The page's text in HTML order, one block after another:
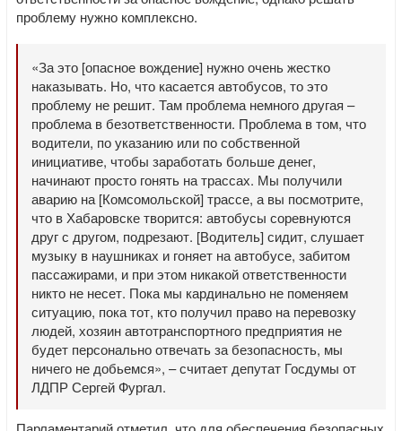
проблему нужно комплексно.
«За это [опасное вождение] нужно очень жестко
наказывать. Но, что касается автобусов, то это
проблему не решит. Там проблема немного другая –
проблема в безответственности. Проблема в том, что
водители, по указанию или по собственной
инициативе, чтобы заработать больше денег,
начинают просто гонять на трассах. Мы получили
аварию на [Комсомольской] трассе, а вы посмотрите,
что в Хабаровске творится: автобусы соревнуются
друг с другом, подрезают. [Водитель] сидит, слушает
музыку в наушниках и гоняет на автобусе, забитом
пассажирами, и при этом никакой ответственности
никто не несет. Пока мы кардинально не поменяем
ситуацию, пока тот, кто получил право на перевозку
людей, хозяин автотранспортного предприятия не
будет персонально отвечать за безопасность, мы
ничего не добьемся», – считает депутат Госдумы от
ЛДПР Сергей Фургал.